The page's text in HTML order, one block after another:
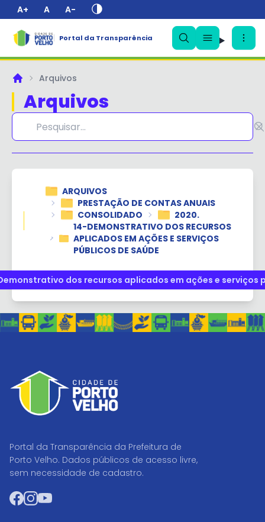
A+ A A-
Portal da Transparência
PrincipalArquivos
Arquivos
ARQUIVOS
PRESTAÇÃO DE CONTAS ANUAIS
CONSOLIDADO
2020.
14-DEMONSTRATIVO DOS RECURSOS
APLICADOS EM AÇÕES E SERVIÇOS
PÚBLICOS DE SAÚDE
dos recursos aplicados em ações e serviços
Portal da Transparência da Prefeitura de
Porto Velho. Dados públicos de acesso livre,
sem necessidade de cadastro.
Facebook
Instagram
YouTube
✕